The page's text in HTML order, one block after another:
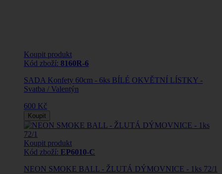
Koupit produkt
Kód zboží: 8160R-6
SADA Konfety 60cm - 6ks BÍLÉ OKVĚTNÍ LÍSTKY -
Svatba / Valentýn
600 Kč
Koupit
Koupit produkt
Kód zboží: EP6010-C
NEON SMOKE BALL - ŽLUTÁ DÝMOVNICE - 1ks 72/1